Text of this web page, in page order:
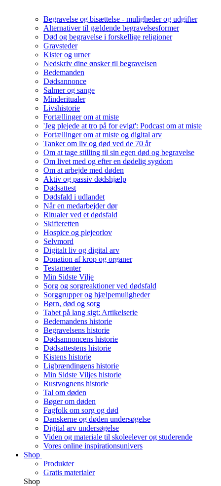
Begravelse og bisættelse - muligheder og udgifter
Alternativer til gældende begravelsesformer
Død og begravelse i forskellige religioner
Gravsteder
Kister og urner
Nedskriv dine ønsker til begravelsen
Bedemanden
Dødsannonce
Salmer og sange
Minderitualer
Livshistorie
Fortællinger om at miste
'Jeg plejede at tro på for evigt': Podcast om at miste
Fortællinger om at miste og digital arv
Tanker om liv og død ved de 70 år
Om at tage stilling til sin egen død og begravelse
Om livet med og efter en dødelig sygdom
Om at arbejde med døden
Aktiv og passiv dødshjælp
Dødsattest
Dødsfald i udlandet
Når en medarbejder dør
Ritualer ved et dødsfald
Skifteretten
Hospice og plejeorlov
Selvmord
Digitalt liv og digital arv
Donation af krop og organer
Testamenter
Min Sidste Vilje
Sorg og sorgreaktioner ved dødsfald
Sorggrupper og hjælpemuligheder
Børn, død og sorg
Tabet på lang sigt: Artikelserie
Bedemandens historie
Begravelsens historie
Dødsannoncens historie
Dødsattestens historie
Kistens historie
Ligbrændingens historie
Min Sidste Viljes historie
Rustvognens historie
Tal om døden
Bøger om døden
Fagfolk om sorg og død
Danskerne og døden undersøgelse
Digital arv undersøgelse
Viden og materiale til skoleelever og studerende
Vores online inspirationsunivers
Shop
Produkter
Gratis materialer
Shop